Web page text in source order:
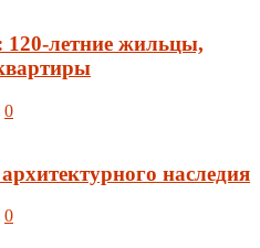
120-летние жильцы,
0
наследия
0